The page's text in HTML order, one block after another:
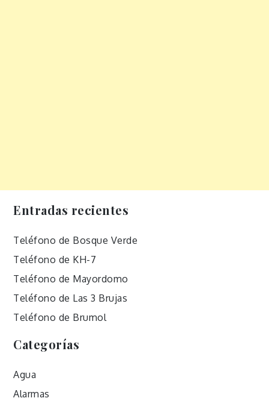
Entradas recientes
Teléfono de Bosque Verde
Teléfono de KH-7
Teléfono de Mayordomo
Teléfono de Las 3 Brujas
Teléfono de Brumol
Categorías
Agua
Alarmas